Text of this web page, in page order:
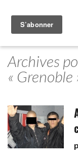
Archives
« Grenoble